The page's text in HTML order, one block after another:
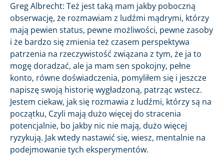
Greg Albrecht: Też jest taką mam jakby poboczną
obserwację, że rozmawiam z ludźmi mądrymi, którzy
mają pewien status, pewne możliwości, pewne zasoby
i że bardzo się zmienia też czasem perspektywa
patrzenia na rzeczywistość związana z tym, że ja to
mogę doradzać, ale ja mam sen spokojny, pełne
konto, równe doświadczenia, pomyliłem się i jeszcze
napiszę swoją historię wygładzoną, patrząc wstecz.
Jestem ciekaw, jak się rozmawia z ludźmi, którzy są na
początku, Czyli mają dużo więcej do stracenia
potencjalnie, bo jakby nic nie mają, dużo więcej
ryzykują. Jak wtedy nastawić się, wiesz, mentalnie na
podejmowanie tych eksperymentów.